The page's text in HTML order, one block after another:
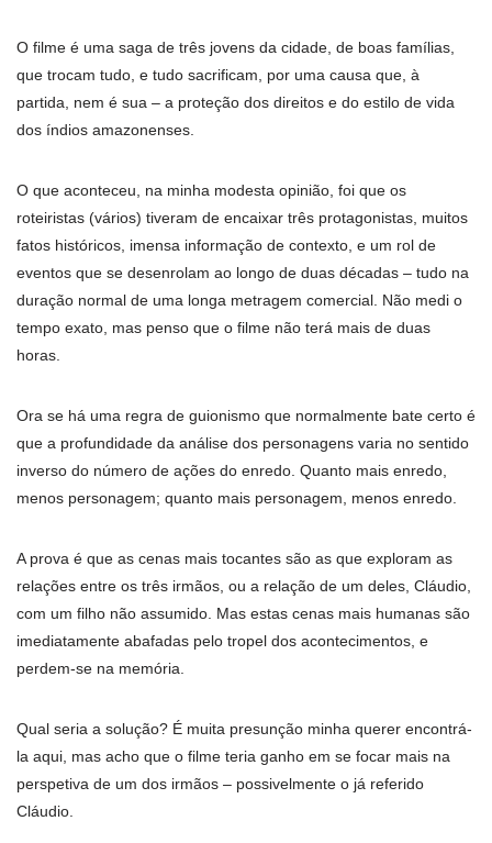
O filme é uma saga de três jovens da cidade, de boas famílias,
que trocam tudo, e tudo sacrificam, por uma causa que, à
partida, nem é sua – a proteção dos direitos e do estilo de vida
dos índios amazonenses.
O que aconteceu, na minha modesta opinião, foi que os
roteiristas (vários) tiveram de encaixar três protagonistas, muitos
fatos históricos, imensa informação de contexto, e um rol de
eventos que se desenrolam ao longo de duas décadas – tudo na
duração normal de uma longa metragem comercial. Não medi o
tempo exato, mas penso que o filme não terá mais de duas
horas.
Ora se há uma regra de guionismo que normalmente bate certo é
que a profundidade da análise dos personagens varia no sentido
inverso do número de ações do enredo. Quanto mais enredo,
menos personagem; quanto mais personagem, menos enredo.
A prova é que as cenas mais tocantes são as que exploram as
relações entre os três irmãos, ou a relação de um deles, Cláudio,
com um filho não assumido. Mas estas cenas mais humanas são
imediatamente abafadas pelo tropel dos acontecimentos, e
perdem-se na memória.
Qual seria a solução? É muita presunção minha querer encontrá-
la aqui, mas acho que o filme teria ganho em se focar mais na
perspetiva de um dos irmãos – possivelmente o já referido
Cláudio.